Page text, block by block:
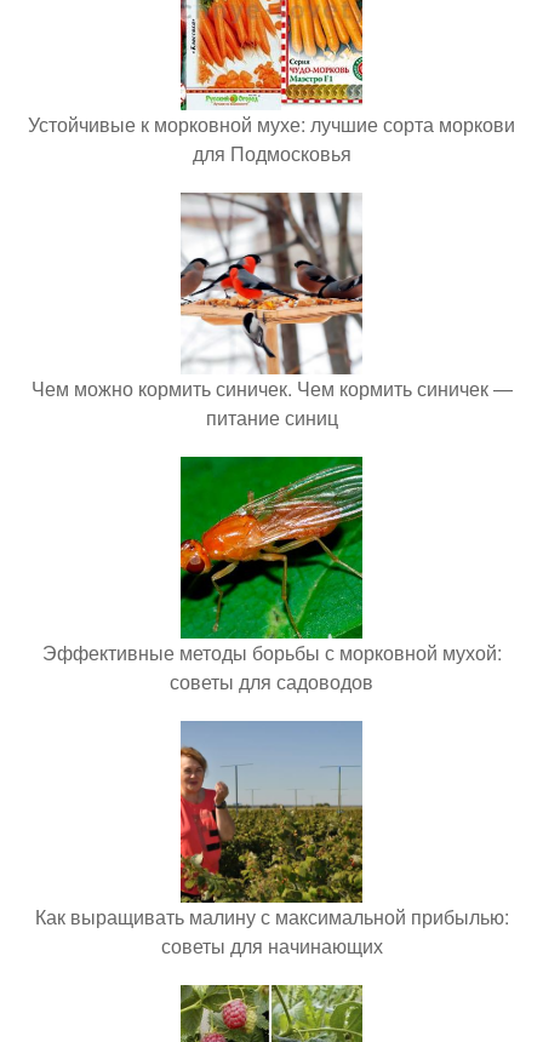
Устойчивые к морковной мухе: лучшие сорта моркови
для Подмосковья
Чем можно кормить синичек. Чем кормить синичек —
питание синиц
Эффективные методы борьбы с морковной мухой:
советы для садоводов
Как выращивать малину с максимальной прибылью:
советы для начинающих